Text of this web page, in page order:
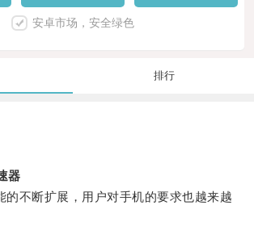
安卓市场，安全绿色
排行
器
不断扩展，用户对手机的要求也越来越